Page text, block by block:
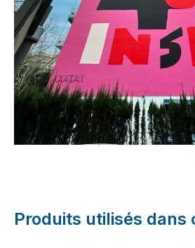
Produits utilisés dans